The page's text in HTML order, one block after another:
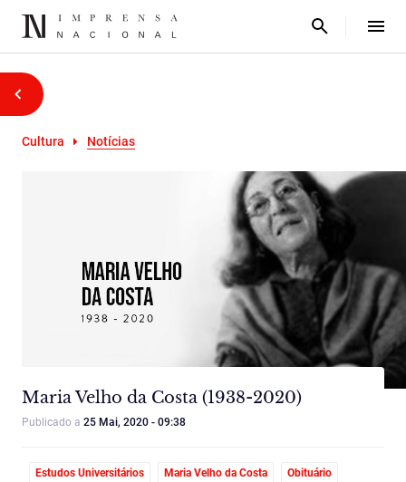
Cultura Notícias
Maria Velho da Costa (1938-2020)
Publicado a 25 Mai, 2020 - 09:38
Estudos Universitários Maria Velho da Costa Obituário